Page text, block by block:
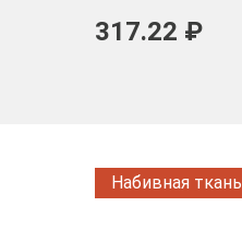
317.22 ₽
Набивная ткань